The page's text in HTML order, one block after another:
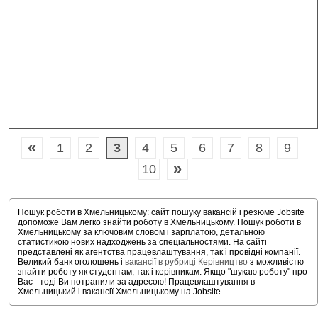
« 1 2 3 4 5 6 7 8
9
10
»
Пошук роботи в Хмельницькому: сайт пошуку вакансій і резюме Jobsite
допоможе Вам легко знайти роботу в Хмельницькому. Пошук роботи в
Хмельницькому за ключовим словом і зарплатою, детальною
статистикою нових надходжень за спеціальностями. На сайті
представлені як агентства працевлаштування, так і провідні компанії.
Великий банк оголошень і вакансії в рубриці Керівництво з можливістю
знайти роботу як студентам, так і керівникам. Якщо "шукаю роботу" про
Вас - тоді Ви потрапили за адресою! Працевлаштування в
Хмельницький і вакансії Хмельницькому на Jobsite.